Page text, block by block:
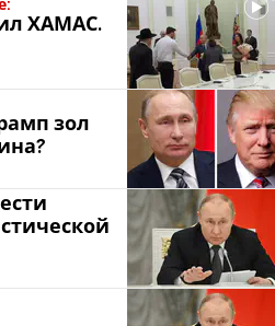
ХАМАС.
зол